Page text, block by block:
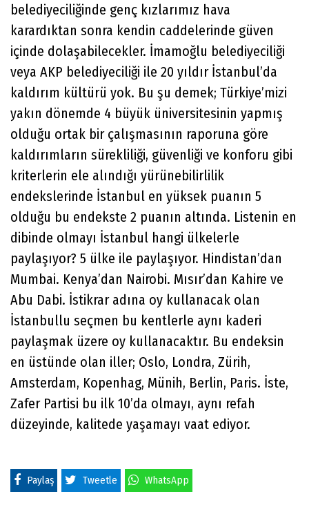
belediyeciliğinde genç kızlarımız hava
karardıktan sonra kendin caddelerinde güven
içinde dolaşabilecekler. İmamoğlu belediyeciliği
veya AKP belediyeciliği ile 20 yıldır İstanbul’da
kaldırım kültürü yok. Bu şu demek; Türkiye’mizi
yakın dönemde 4 büyük üniversitesinin yapmış
olduğu ortak bir çalışmasının raporuna göre
kaldırımların sürekliliği, güvenliği ve konforu gibi
kriterlerin ele alındığı yürünebilirlilik
endekslerinde İstanbul en yüksek puanın 5
olduğu bu endekste 2 puanın altında. Listenin en
dibinde olmayı İstanbul hangi ülkelerle
paylaşıyor? 5 ülke ile paylaşıyor. Hindistan’dan
Mumbai. Kenya’dan Nairobi. Mısır’dan Kahire ve
Abu Dabi. İstikrar adına oy kullanacak olan
İstanbullu seçmen bu kentlerle aynı kaderi
paylaşmak üzere oy kullanacaktır. Bu endeksin
en üstünde olan iller; Oslo, Londra, Zürih,
Amsterdam, Kopenhag, Münih, Berlin, Paris. İste,
Zafer Partisi bu ilk 10’da olmayı, aynı refah
düzeyinde, kalitede yaşamayı vaat ediyor.
Paylaş Tweetle WhatsApp